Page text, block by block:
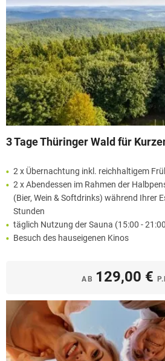
3 Tage Thüringer Wald für
2 x Übernachtung inkl. reichhaltigem
2 x Abendessen im Rahmen der
(Bier, Wein & Softdrinks) während Ihrer
Stunden
täglich Nutzung der Sauna (15:00 -
Besuch des hauseigenen Kinos
AB 129,00 €